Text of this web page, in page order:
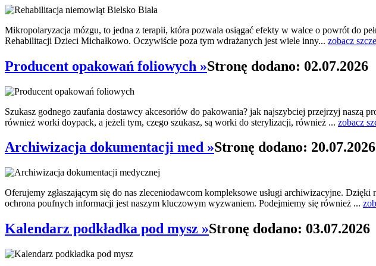
Mikropolaryzacja mózgu, to jedna z terapii, która pozwala osiągać efekty w walce o powrót do
Rehabilitacji Dzieci Michałkowo. Oczywiście poza tym wdrażanych jest wiele inny... zobacz
Producent opakowań foliowych »Stronę dodano: 02.07.2026
Szukasz godnego zaufania dostawcy akcesoriów do pakowania? jak najszybciej przejrzyj
również worki doypack, a jeżeli tym, czego szukasz, są worki do sterylizacji, również ... zobacz
Archiwizacja dokumentacji med »Stronę dodano: 20.07.2026
Oferujemy zgłaszającym się do nas zleceniodawcom kompleksowe usługi archiwizacyjne.
ochrona poufnych informacji jest naszym kluczowym wyzwaniem. Podejmiemy się również ...
Kalendarz podkładka pod mysz »Stronę dodano: 03.07.2026